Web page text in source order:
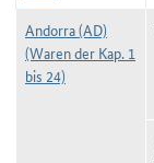
Andorra (AD)
(Waren der Kap. 1
bis 24)